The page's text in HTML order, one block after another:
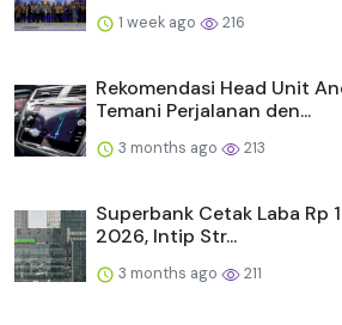
1 week ago 216
Rekomendasi Head Unit
Temani Perjalanan den...
3 months ago 213
Superbank Cetak Laba Rp
2026, Intip Str...
3 months ago 211